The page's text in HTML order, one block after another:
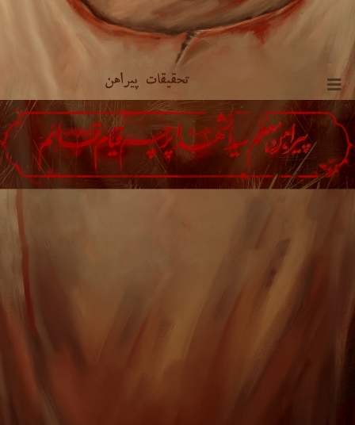
تحقیقات پیراهن